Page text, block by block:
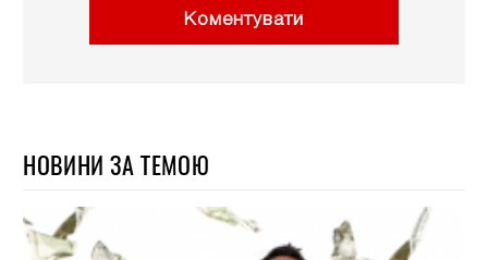
Коментувати
НОВИНИ ЗА ТЕМОЮ